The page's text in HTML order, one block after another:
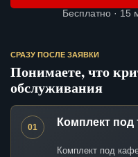
Бесплатно · 15
СРАЗУ ПОСЛЕ ЗАЯВКИ
Понимаете, что
обслуживания
01 Комплект под
Комплект под